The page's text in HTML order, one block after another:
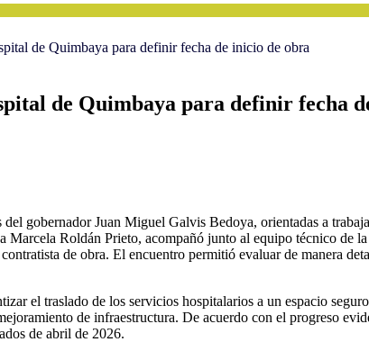
de Quimbaya para definir fecha de inicio de obra
de Quimbaya para definir fecha
gobernador Juan Miguel Galvis Bedoya, orientadas a
Roldán Prieto, acompañó junto al equipo técnico de la
de obra. El encuentro permitió evaluar de manera
el traslado de los servicios hospitalarios a un espacio
de infraestructura. De acuerdo con el progreso
de abril de 2026.